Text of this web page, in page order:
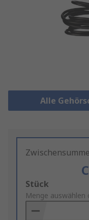
Alle
Add
to
Basket
Stück
Menge auswählen